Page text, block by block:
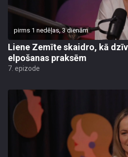
pirms 1 nedēļas, 3 dienām
Liene Zemīte skaidro, kā
elpošanas praksēm
7. epizode